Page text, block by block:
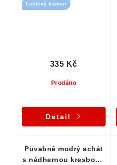
Leštěný kámen
Prodáno
335 Kč
Detail
Půvabně modrý achát
s nádhernou kresbou -